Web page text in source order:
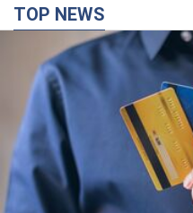
Микрокредиты без
сценария заемщика и
уберечь свои деньги
Что нужно делать
"быстрый займ"
3 часа назад 21,3 т.
Херсон полностью
Львове аварийные